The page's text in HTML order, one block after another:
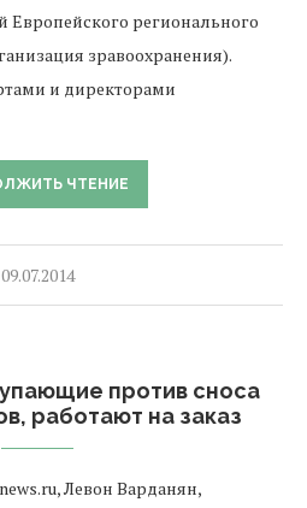
регионального
зравоохранения).
и директорами
ЧТЕНИЕ
09.07.2014
против сноса
работают на заказ
Левон Варданян,